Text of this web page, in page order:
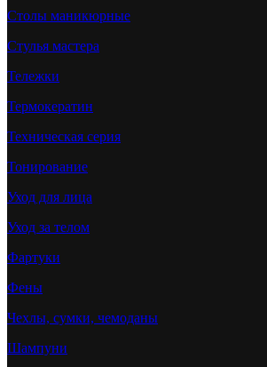
Столы маникюрные
Стулья мастера
Тележки
Термокератин
Техническая серия
Тонирование
Уход для лица
Уход за телом
Фартуки
Фены
Чехлы, сумки, чемоданы
Шампуни